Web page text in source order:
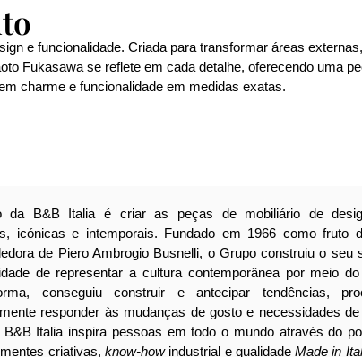
e funcionalidade. Criada para transformar áreas
Fukasawa se reflete em cada detalhe, oferecendo uma
charme e funcionalidade em medidas exatas.
da B&B Italia é criar as peças de mobiliário de
icónicas e intemporais. Fundado em 1966 como fruto
de Piero Ambrogio Busnelli, o Grupo construiu o seu
de representar a cultura contemporânea por meio do
conseguiu construir e antecipar tendências,
responder às mudanças de gosto e necessidades
B&B Italia inspira pessoas em todo o mundo através do
criativas, know-howindustrial e qualidadeMade in